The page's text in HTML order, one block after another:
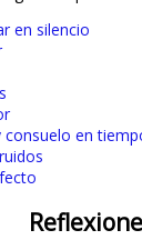
en silencio
consuelo en